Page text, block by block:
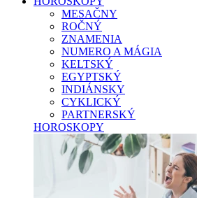
MESAČNY
ROČNÝ
ZNAMENIA
NUMERO A MÁGIA
KELTSKÝ
EGYPTSKÝ
INDIÁNSKY
CYKLICKÝ
PARTNERSKÝ
HOROSKOPY